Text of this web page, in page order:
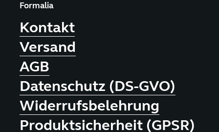
Formalia
Kontakt
Versand
AGB
Datenschutz (DS-GVO)
Widerrufsbelehrung
Produktsicherheit (GPSR)